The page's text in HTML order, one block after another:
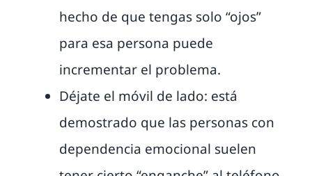
hecho de que tengas solo “ojos”
para esa persona puede
incrementar el problema.
Déjate el móvil de lado: está
demostrado que las personas con
dependencia emocional suelen